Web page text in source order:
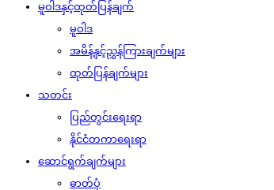
မူဝါဒနှင့်ထုတ်ပြန်ချက်
မူဝါဒ
အမိန့်နှင့်ညွှန်ကြားချက်များ
ထုတ်ပြန်ချက်များ
သတင်း
ပြည်တွင်းရေးရာ
နိုင်ငံတကာရေးရာ
ဆောင်ရွက်ချက်များ
ဓာတ်ပုံ